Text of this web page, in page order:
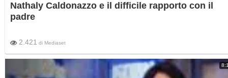
Nathaly Caldonazzo e il difficile rapporto con il
padre
2.421 di Mediaset